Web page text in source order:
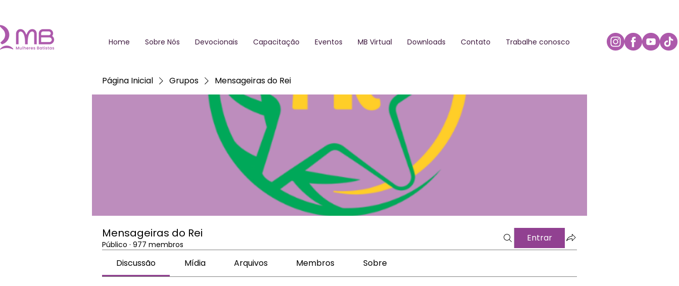
Home Sobre Nós Devocionais Capacitação Eventos MB Virtual Downloads Contato Trabalhe conosco
Página Inicial Grupos Mensageiras do Rei
Mensageiras do Rei
Público · 977 membros
Entrar
Discussão Mídia Arquivos Membros Sobre